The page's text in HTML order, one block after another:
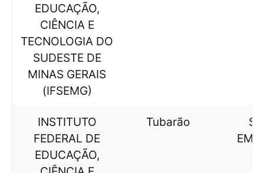
EDUCAÇÃO,
CIÊNCIA E
TECNOLOGIA DO
SUDESTE DE
MINAS GERAIS
(IFSEMG)
INSTITUTO
FEDERAL DE
EDUCAÇÃO,
Tubarão